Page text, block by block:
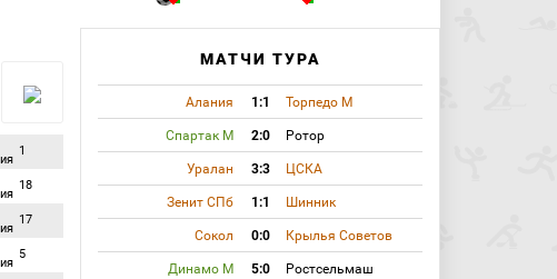
1
18
17
5
МАТЧИ ТУРА
Алания 1:1 Торпедо М
Спартак М 2:0 Ротор
Уралан 3:3 ЦСКА
Зенит СПб 1:1 Шинник
Сокол 0:0 Крылья Советов
Динамо М 5:0 Ростсельмаш